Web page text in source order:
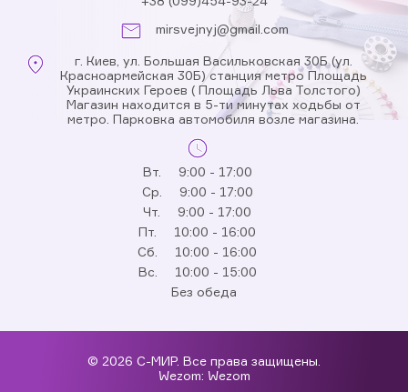
mirsvejnyj@gmail.com
г. Киев, ул. Большая Васильковская 30Б (ул.
Красноармейская 30Б) станция метро Площадь
Украинских Героев ( Площадь Льва Толстого)
Магазин находится в 5-ти минутах ходьбы от
метро. Парковка автомобиля возле магазина.
Вт.
9:00 - 17:00
Ср.
9:00 - 17:00
Чт.
9:00 - 17:00
Пт.
10:00 - 16:00
Сб.
10:00 - 16:00
Вс.
10:00 - 15:00
Без обеда
© 2026 С-МИР. Все права защищены.
Wezom: Wezom